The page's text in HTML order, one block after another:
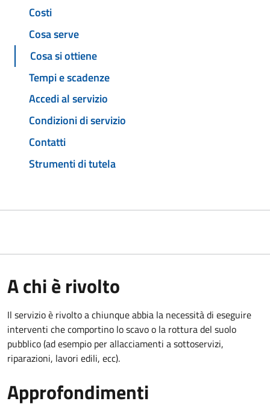
Costi
Cosa serve
Cosa si ottiene
Tempi e scadenze
Accedi al servizio
Condizioni di servizio
Contatti
Strumenti di tutela
A chi è rivolto
Il servizio è rivolto a chiunque abbia la necessità di eseguire
interventi che comportino lo scavo o la rottura del suolo
pubblico (ad esempio per allacciamenti a sottoservizi,
riparazioni, lavori edili, ecc).
Approfondimenti